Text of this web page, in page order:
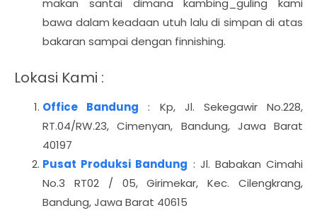
makan santai dimana kambing_guling kami
bawa dalam keadaan utuh lalu di simpan di atas
bakaran sampai dengan finnishing.
Lokasi Kami :
Office Bandung : Kp, Jl. Sekegawir No.228,
RT.04/RW.23, Cimenyan, Bandung, Jawa Barat
40197
Pusat Produksi Bandung : Jl. Babakan Cimahi
No.3 RT02 / 05, Girimekar, Kec. Cilengkrang,
Bandung, Jawa Barat 40615